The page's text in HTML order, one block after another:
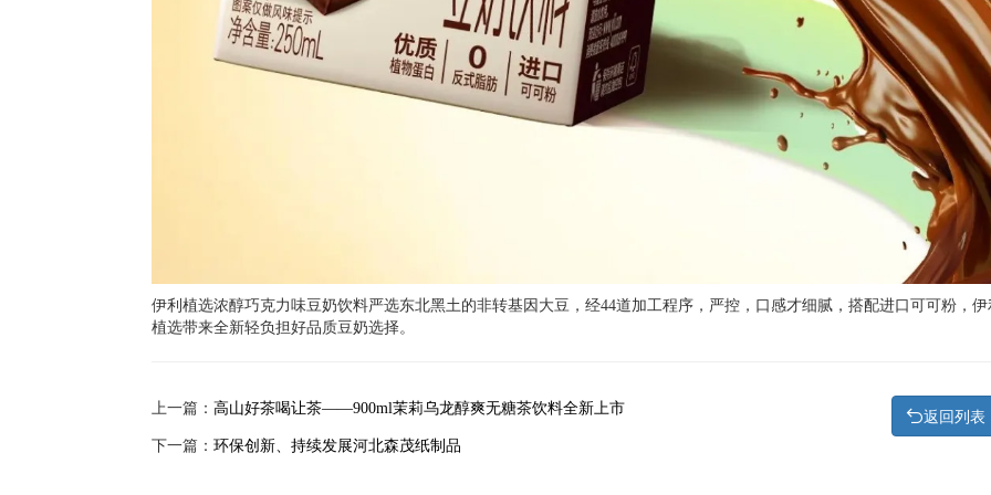
伊利植选浓醇巧克力味豆奶饮料严选东北黑土的非转基因大豆，经44道加工程序，严控，口感才细腻，搭配进口可可粉，伊
植选带来全新轻负担好品质豆奶选择。
上一篇： 高山好茶喝让茶——900ml茉莉乌龙醇爽无糖茶饮料全新上市
下一篇： 环保创新、持续发展河北森茂纸制品
返回列表